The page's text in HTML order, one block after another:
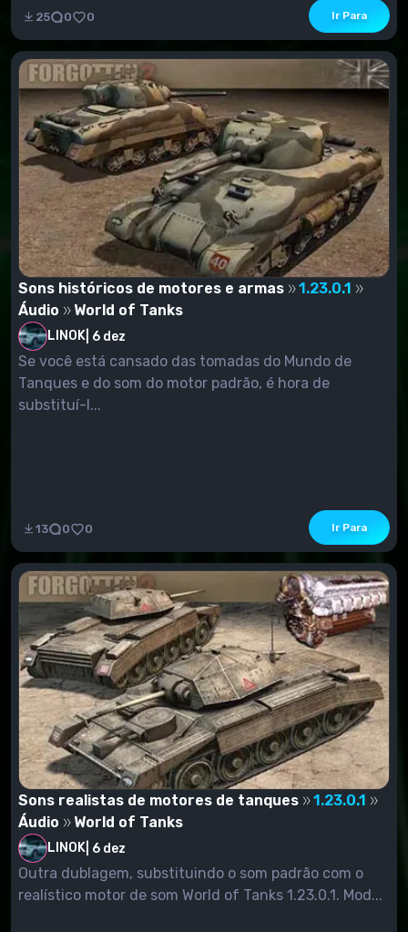
25 0 0 Ir Para
Sons históricos de motores e armas
1.23.0.1
Áudio
World of Tanks
LINOK 6 dez
Se você está cansado das tomadas do Mundo de
Tanques e do som do motor padrão, é hora de
substituí-l...
13 0 0 Ir Para
Sons realistas de motores de tanques
1.23.0.1
Áudio
World of Tanks
LINOK 6 dez
Outra dublagem, substituindo o som padrão com o
realístico motor de som World of Tanks 1.23.0.1. Mod...